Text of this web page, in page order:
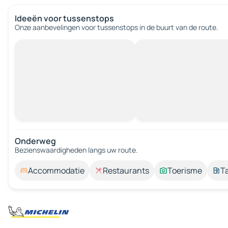
Ideeën voor tussenstops
Onze aanbevelingen voor tussenstops in de buurt van de route.
Onderweg
Bezienswaardigheden langs uw route.
Accommodatie Restaurants Toerisme